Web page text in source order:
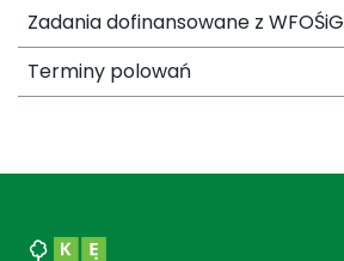
Zadania dofinansowane z
Terminy polowań